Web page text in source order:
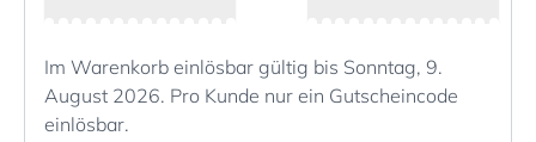
Im Warenkorb einlösbar gültig bis Sonntag, 9.
August 2026. Pro Kunde nur ein Gutscheincode
einlösbar.